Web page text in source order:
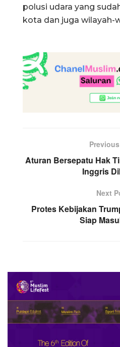
polusi udara yang
kota dan juga wilayah-
Aturan Bersepatu Hak
Inggris
Next
Protes Kebijakan
Siap